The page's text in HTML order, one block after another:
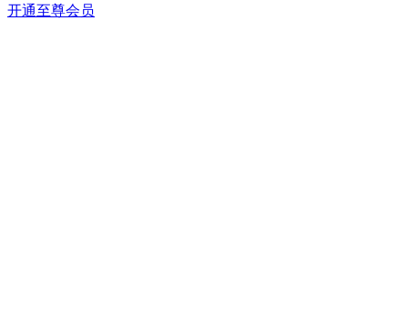
开通至尊会员